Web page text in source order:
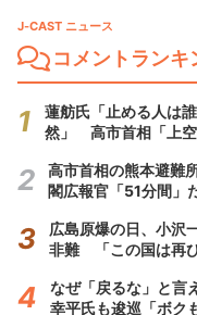
J-CAST ニュース
コメントランキ
蓮舫氏「止める人は
然」 高市首相「上
高市首相の熊本避難
閣広報官「51分間」
広島原爆の日、小沢
非難 「この国は再
なぜ「戻るな」と
幸平氏も逡巡「ボク